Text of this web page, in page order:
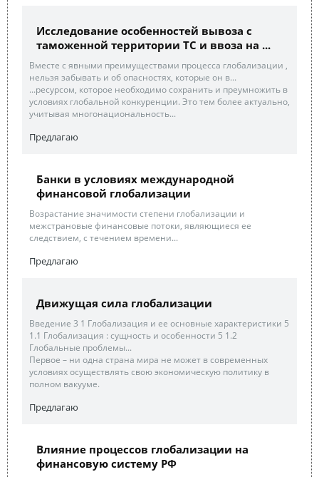
Исследование особенностей вывоза с
таможенной территории ТС и ввоза на ...
Вместе с явными преимуществами процесса глобализации ,
нельзя забывать и об опасностях, которые он в...
...ресурсом, которое необходимо сохранить и преумножить в
условиях глобальной конкуренции. Это тем более актуально,
учитывая многонациональность...
Предлагаю
Банки в условиях международной
финансовой глобализации
Возрастание значимости степени глобализации и
межстрановые финансовые потоки, являющиеся ее
следствием, с течением времени...
Предлагаю
Движущая сила глобализации
Введение 3 1 Глобализация и ее основные характеристики 5
1.1 Глобализация : сущность и особенности 5 1.2
Глобальные проблемы...
Первое – ни одна страна мира не может в современных
условиях осуществлять свою экономическую политику в
полном вакууме.
Предлагаю
Влияние процессов глобализации на
финансовую систему РФ